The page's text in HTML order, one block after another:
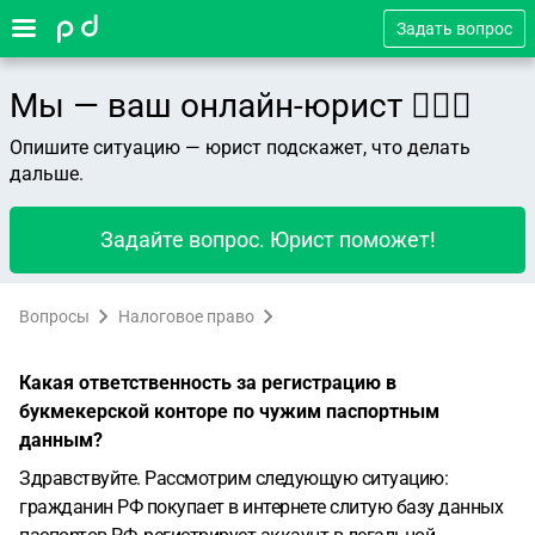
Задать вопрос
Мы — ваш онлайн-юрист 👨🏻‍⚖️
Опишите ситуацию — юрист подскажет, что делать
дальше.
Задайте вопрос. Юрист поможет!
Вопросы Налоговое право
Какая ответственность за регистрацию в
букмекерской конторе по чужим паспортным
данным?
Здравствуйте. Рассмотрим следующую ситуацию:
гражданин РФ покупает в интернете слитую базу данных